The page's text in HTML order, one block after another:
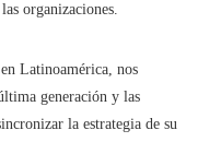
organizaciones.
Latinoamérica, nos
generación y las
la estrategia de su